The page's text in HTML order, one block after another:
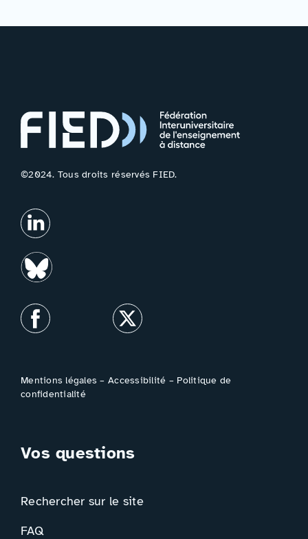
©2024. Tous droits réservés FIED.
Mentions légales –Accessibilité – Politique de
confidentialité
Vos questions
Rechercher sur le site
FAQ